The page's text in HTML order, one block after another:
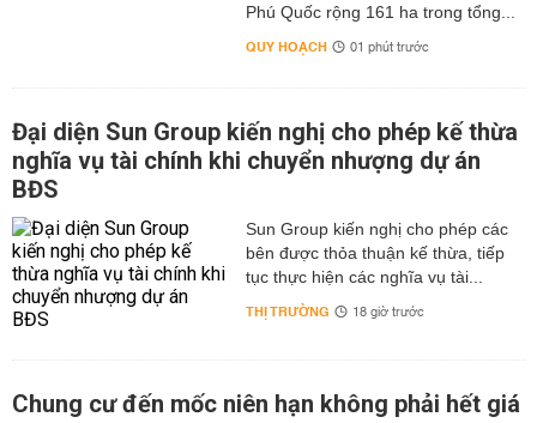
Phú Quốc rộng 161 ha trong tổng...
QUY HOẠCH 01 phút trước
Đại diện Sun Group kiến nghị cho phép kế thừa
nghĩa vụ tài chính khi chuyển nhượng dự án
BĐS
Sun Group kiến nghị cho phép các
bên được thỏa thuận kế thừa, tiếp
tục thực hiện các nghĩa vụ tài...
THỊ TRƯỜNG 18 giờ trước
Chung cư đến mốc niên hạn không phải hết giá